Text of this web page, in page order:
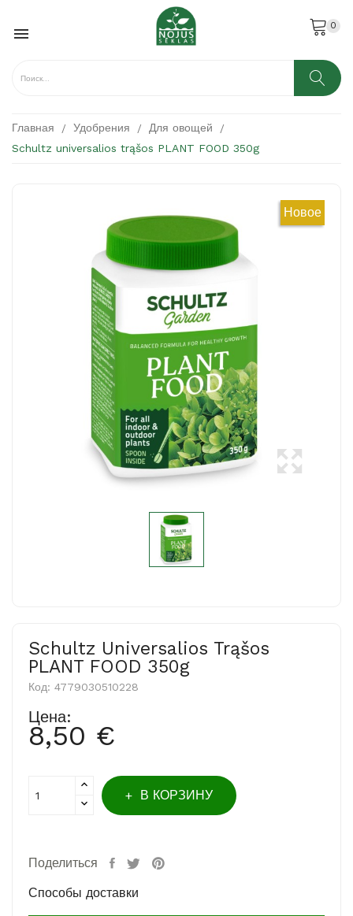
 0
Главная Удобрения
Для овощей
Schultz universalios trąšos PLANT FOOD 350g
Новое
Schultz Universalios Trąšos
PLANT FOOD 350g
Код: 4779030510228
Цена:
8,50 €
В КОРЗИНУ
Поделиться
Способы доставки